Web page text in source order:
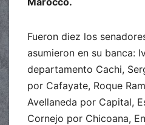
Fueron diez los
asumieron en su banca:
departamento Cachi,
por Cafayate, Roque
Avellaneda por Capital,
Cornejo por Chicoana,